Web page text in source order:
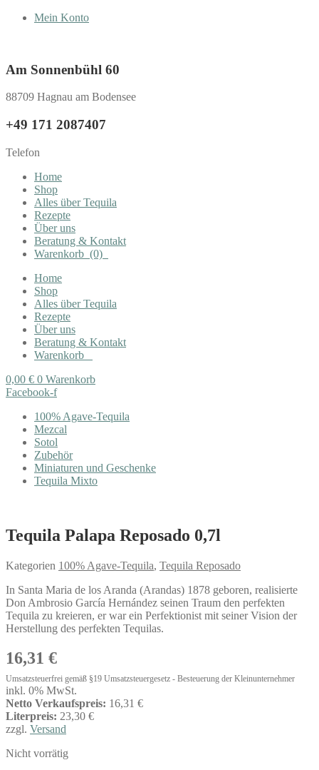
Mein Konto
Am Sonnenbühl 60
88709 Hagnau am Bodensee
+49 171 2087407
Telefon
Home
Shop
Alles über Tequila
Rezepte
Über uns
Beratung & Kontakt
Warenkorb (0)
Home
Shop
Alles über Tequila
Rezepte
Über uns
Beratung & Kontakt
Warenkorb
0,00 € 0 Warenkorb
Facebook-f
100% Agave-Tequila
Mezcal
Sotol
Zubehör
Miniaturen und Geschenke
Tequila Mixto
Tequila Palapa Reposado 0,7l
Kategorien 100% Agave-Tequila, Tequila Reposado
In Santa Maria de los Aranda (Arandas) 1878 geboren, realisierte
Don Ambrosio García Hernández seinen Traum den perfekten
Tequila zu kreieren, er war ein Perfektionist mit seiner Vision der
Herstellung des perfekten Tequilas.
16,31 €
Umsatzsteuerfrei gemäß §19 Umsatzsteuergesetz - Besteuerung der Kleinunternehmer
inkl. 0% MwSt.
Netto Verkaufspreis: 16,31 €
Literpreis: 23,30 €
zzgl. Versand
Nicht vorrätig